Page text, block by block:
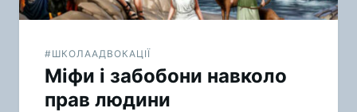
#ШКОЛААДВОКАЦІЇ
Міфи і забобони навколо
прав людини